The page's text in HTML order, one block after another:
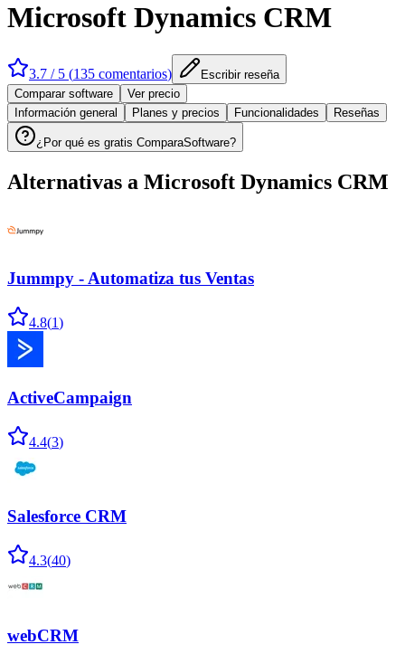
Microsoft Dynamics CRM
3.7 / 5 (135 comentarios)
Escribir reseña
Comparar software
Ver precio
Información general
Planes y precios Funcionalidades Reseñas
¿Por qué es gratis ComparaSoftware?
Alternativas a Microsoft Dynamics CRM
Jummpy - Automatiza tus Ventas
4.8(1)
ActiveCampaign
4.4(3)
Salesforce CRM
4.3(40)
webCRM